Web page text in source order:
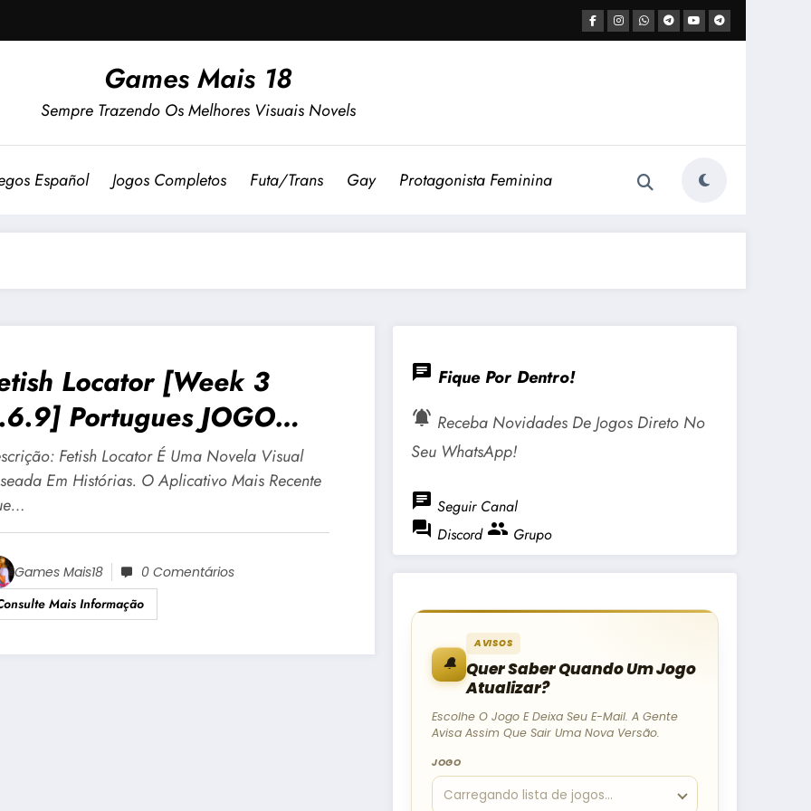
Games Mais 18
Sempre Trazendo Os Melhores Visuais Novels
Español Jogos Completos Futa/Trans Gay Protagonista Feminina
Locator [Week 3
Portugues JOGO
+18 Para Android E
Fetish Locator É Uma Novela Visual
Em Histórias. O Aplicativo Mais Recente
Games Mais18
0 Comentários
Mais Informação
chat Fique Por Dentro!
notifications_active Receba Novidades De Jogos Direto No
Seu WhatsApp!
chat Seguir Canal
forum Discord group Grupo
🔔
AVISOS
Quer Saber Quando Um Jogo
Atualizar?
Escolhe O Jogo E Deixa Seu E-Mail. A Gente
Avisa Assim Que Sair Uma Nova Versão.
JOGO